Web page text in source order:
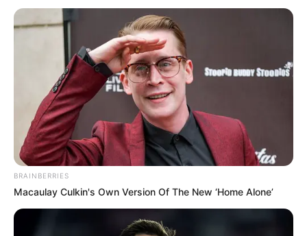
BRAINBERRIES
Macaulay Culkin's Own Version Of The New ‘Home Alone’